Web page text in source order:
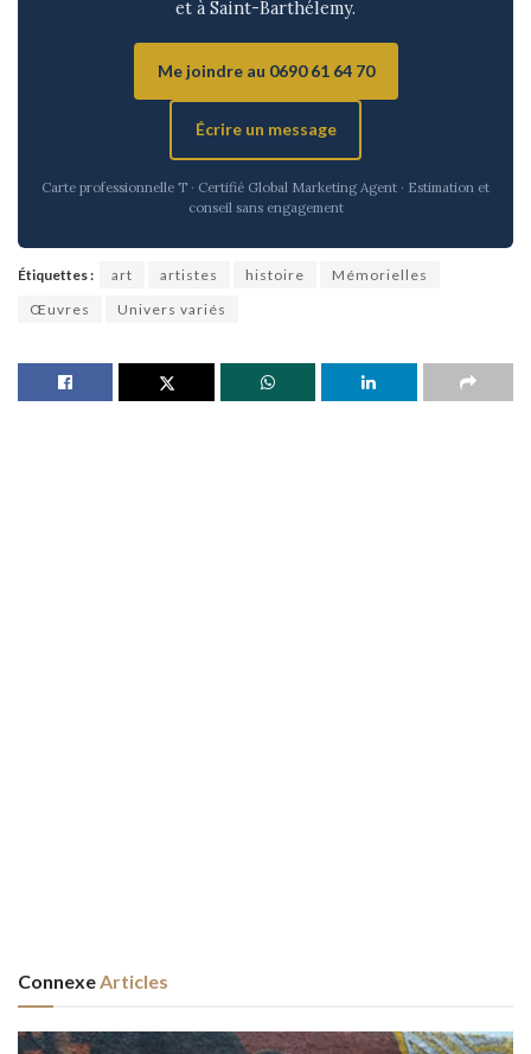
et à Saint-Barthélemy.
Me joindre au 0690 61 64 70
Écrire un message
Carte professionnelle T · Certifié Global Marketing Agent · Estimation et
conseil sans engagement
Étiquettes : art artistes histoire
Mémorielles
Œuvres
Univers variés
ConnexeArticles